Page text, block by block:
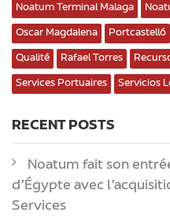
Noatum Terminal Malaga
Oscar Magdalena
Portcastelló
Qualité
Rafael Torres
Services Portuaires
Servicios
RECENT POSTS
Noatum fait son
d’Égypte avec
Services